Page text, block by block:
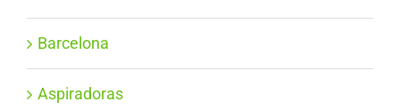
Barcelona
Aspiradoras